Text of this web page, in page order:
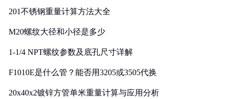
201不锈钢重量计算方法大全
M20螺纹大径和小径是多少
1-1/4 NPT螺纹参数及底孔尺寸详解
F1010E是什么管？能否用3205或3505代换
20x40x2镀锌方管单米重量计算与应用分析